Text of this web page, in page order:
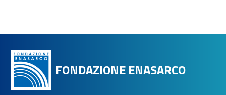
FONDAZIONE ENASARCO